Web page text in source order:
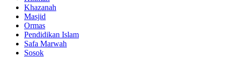
Khazanah
Masjid
Ormas
Pendidikan Islam
Safa Marwah
Sosok